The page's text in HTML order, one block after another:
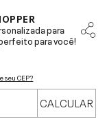
para
para você!
seu CEP?
CALCULAR